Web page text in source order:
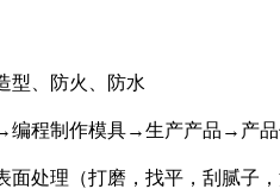
型、防火、防水
编程制作模具→生产产品→产
处理（打磨，找平，刮腻子